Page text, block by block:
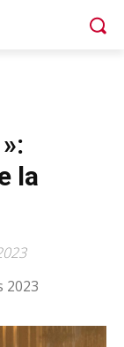
la
2023